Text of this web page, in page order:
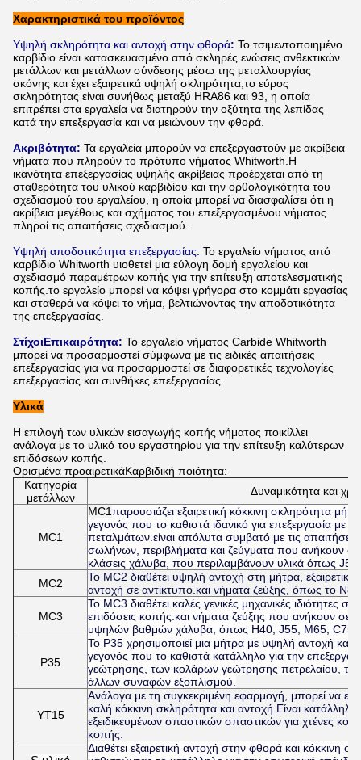
Χαρακτηριστικά του προϊόντος
Υψηλή σκληρότητα και αντοχή στην φθορά: Το τσιμεντοποιημένο
καρβίδιο είναι κατασκευασμένο από σκληρές ενώσεις ανθεκτικών
μετάλλων και μετάλλων σύνδεσης μέσω της μεταλλουργίας
σκόνης και έχει εξαιρετικά υψηλή σκληρότητα,το εύρος
σκληρότητας είναι συνήθως μεταξύ HRA86 και 93, η οποία
επιτρέπει στα εργαλεία να διατηρούν την οξύτητα της λεπίδας
κατά την επεξεργασία και να μειώνουν την φθορά.
Ακριβότητα: Τα εργαλεία μπορούν να επεξεργαστούν με ακρίβεια
νήματα που πληρούν το πρότυπο νήματος Whitworth.Η
ικανότητα επεξεργασίας υψηλής ακρίβειας προέρχεται από τη
σταθερότητα του υλικού καρβιδίου και την ορθολογικότητα του
σχεδιασμού του εργαλείου, η οποία μπορεί να διασφαλίσει ότι η
ακρίβεια μεγέθους και σχήματος του επεξεργασμένου νήματος
πληροί τις απαιτήσεις σχεδιασμού.
Υψηλή αποδοτικότητα επεξεργασίας: Το εργαλείο νήματος από
καρβίδιο Whitworth υιοθετεί μια εύλογη δομή εργαλείου και
σχεδιασμό παραμέτρων κοπής για την επίτευξη αποτελεσματικής
κοπής.το εργαλείο μπορεί να κόψει γρήγορα στο κομμάτι εργασίας
και σταθερά να κόψει το νήμα, βελτιώνοντας την αποδοτικότητα
της επεξεργασίας.
ΣτίχοιΕπικαιρότητα: Το εργαλείο νήματος Carbide Whitworth
μπορεί να προσαρμοστεί σύμφωνα με τις ειδικές απαιτήσεις
επεξεργασίας για να προσαρμοστεί σε διαφορετικές τεχνολογίες
επεξεργασίας και συνθήκες επεξεργασίας.
Υλικά
Η επιλογή των υλικών εισαγωγής κοπής νήματος ποικίλλει
ανάλογα με το υλικό του εργαστηρίου για την επίτευξη καλύτερων
επιδόσεων κοπής.
Ορισμένα προαιρετικάΚαρβιδική ποιότητα:
Κατηγορία
μετάλλων
Δυναμικότητα και
MC1
MC1παρουσιάζει εξαιρετική κόκκινη σκληρότητα
γεγονός που το καθιστά ιδανικό για επεξεργασία
πεταλμάτων.είναι απόλυτα συμβατό με τις
σωλήνων, περιβλήματα και ζεύγματα που ανήκουν σε
κλάσεις χάλυβα, που περιλαμβάνουν υλικά όπως
MC2
Το MC2 διαθέτει υψηλή αντοχή στη μήτρα,
αντοχή σε αντίκτυπο.και νήματα ζεύξης, όπως το
MC3
Το MC3 διαθέτει καλές γενικές μηχανικές ιδιότητες
επιδόσεις κοπής.και νήματα ζεύξης που ανήκουν σε
υψηλών βαθμών χάλυβα, όπως H40, J55, M65, C75,
P35
Το P35 χρησιμοποιεί μια μήτρα με υψηλή αντοχή και
γεγονός που το καθιστά κατάλληλο για την
γεώτρησης, των κολάρων γεώτρησης πετρελαίου,
άλλων συναφών εξοπλισμού.
YT15
Ανάλογα με τη συγκεκριμένη εφαρμογή, μπορεί να
καλή κόκκινη σκληρότητα και αντοχή.Είναι
εξειδικευμένων σπαστικών σπαστικών για χτένες
κοπής.
Διαθέτει εξαιρετική αντοχή στην φθορά και κόκκινη